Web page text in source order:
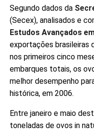
Segundo dados da
(Secex), analisados e
Estudos Avançados
exportações brasileiras
nos primeiros cinco
embarques totais, os
melhor desempenho
histórica, em 2006.
Entre janeiro e maio
toneladas de ovos in